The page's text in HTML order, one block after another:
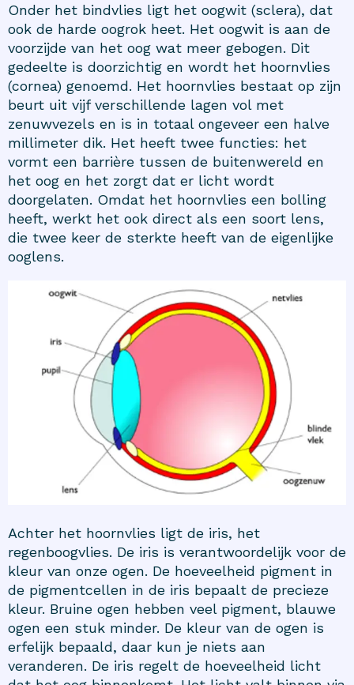
Onder het bindvlies ligt het oogwit (sclera), dat
ook de harde oogrok heet. Het oogwit is aan de
voorzijde van het oog wat meer gebogen. Dit
gedeelte is doorzichtig en wordt het hoornvlies
(cornea) genoemd. Het hoornvlies bestaat op zijn
beurt uit vijf verschillende lagen vol met
zenuwvezels en is in totaal ongeveer een halve
millimeter dik. Het heeft twee functies: het
vormt een barrière tussen de buitenwereld en
het oog en het zorgt dat er licht wordt
doorgelaten. Omdat het hoornvlies een bolling
heeft, werkt het ook direct als een soort lens,
die twee keer de sterkte heeft van de eigenlijke
ooglens.
Achter het hoornvlies ligt de iris, het
regenboogvlies. De iris is verantwoordelijk voor de
kleur van onze ogen. De hoeveelheid pigment in
de pigmentcellen in de iris bepaalt de precieze
kleur. Bruine ogen hebben veel pigment, blauwe
ogen een stuk minder. De kleur van de ogen is
erfelijk bepaald, daar kun je niets aan
veranderen. De iris regelt de hoeveelheid licht